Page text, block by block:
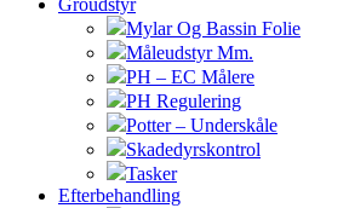
Groudstyr
Mylar Og Bassin Folie
Måleudstyr Mm.
PH – EC Målere
PH Regulering
Potter – Underskåle
Skadedyrskontrol
Tasker
Efterbehandling